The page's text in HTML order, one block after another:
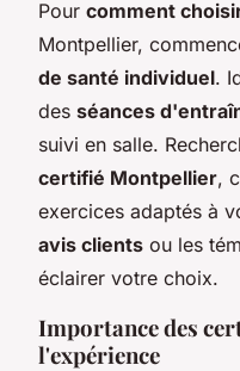
Pour comment
Montpellier,
de santé individuel.
des séances
suivi en salle.
certifié Montpellier,
exercices adaptés à
avis clients ou les
éclairer votre choix.
Importance des
l'expérience